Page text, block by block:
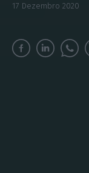
17 Dezembro 2020